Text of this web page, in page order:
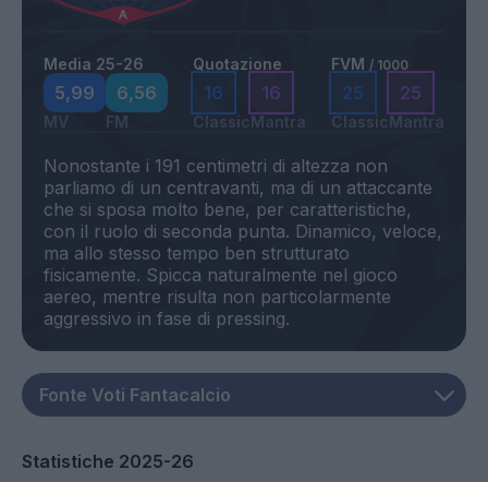
Media 25-26
5,99
MV
6,56
FM
Quotazione
16
Classic
16
Mantra
FVM / 1000
25
Classic
25
Mantra
Nonostante i 191 centimetri di altezza non
parliamo di un centravanti, ma di un attaccante
che si sposa molto bene, per caratteristiche,
con il ruolo di seconda punta. Dinamico, veloce,
ma allo stesso tempo ben strutturato
fisicamente. Spicca naturalmente nel gioco
aereo, mentre risulta non particolarmente
Statistiche 2025-26